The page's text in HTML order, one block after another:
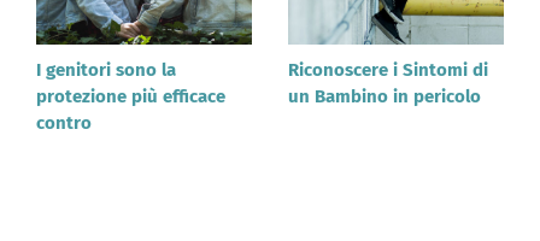
I genitori sono la
protezione più efficace
contro
Riconoscere i Sintomi di
un Bambino in pericolo